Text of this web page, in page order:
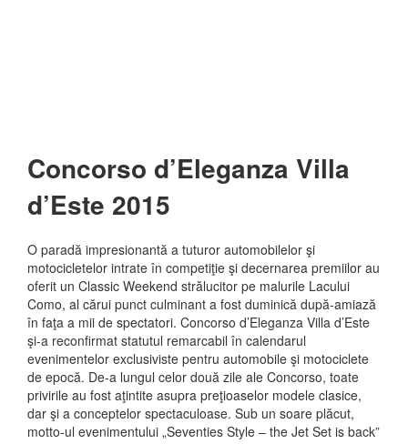
Concorso d’Eleganza Villa
d’Este 2015
O paradă impresionantă a tuturor automobilelor şi
motocicletelor intrate în competiţie şi decernarea premiilor au
oferit un Classic Weekend strălucitor pe malurile Lacului
Como, al cărui punct culminant a fost duminică după-amiază
în faţa a mii de spectatori. Concorso d’Eleganza Villa d’Este
şi-a reconfirmat statutul remarcabil în calendarul
evenimentelor exclusiviste pentru automobile şi motociclete
de epocă. De-a lungul celor două zile ale Concorso, toate
privirile au fost aţintite asupra preţioaselor modele clasice,
dar şi a conceptelor spectaculoase. Sub un soare plăcut,
motto-ul evenimentului „Seventies Style – the Jet Set is back”